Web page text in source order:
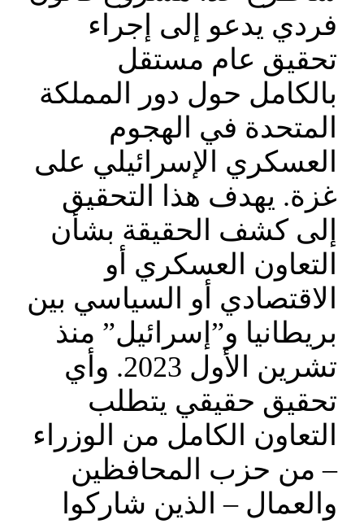
فردي يدعو إلى إجراء
تحقيق عام مستقل
بالكامل حول دور المملكة
المتحدة في الهجوم
العسكري الإسرائيلي على
غزة. يهدف هذا التحقيق
إلى كشف الحقيقة بشأن
التعاون العسكري أو
الاقتصادي أو السياسي بين
بريطانيا و”إسرائيل” منذ
تشرين الأول 2023. وأي
تحقيق حقيقي يتطلب
التعاون الكامل من الوزراء
– من حزب المحافظين
والعمال – الذين شاركوا